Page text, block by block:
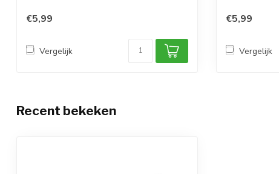
€5,99
Vergelijk
€5,99
Vergelijk
Recent bekeken